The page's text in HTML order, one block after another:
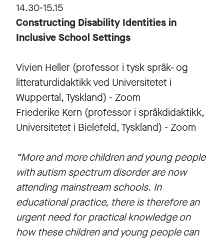
14.30-15.15
Constructing Disability Identities in
Inclusive School Settings
Vivien Heller (professor i tysk språk- og
litteraturdidaktikk ved Universitetet i
Wuppertal, Tyskland) - Zoom
Friederike Kern (professor i språkdidaktikk,
Universitetet i Bielefeld, Tyskland) - Zoom
“More and more children and young people
with autism spectrum disorder are now
attending mainstream schools. In
educational practice, there is therefore an
urgent need for practical knowledge on
how these children and young people can